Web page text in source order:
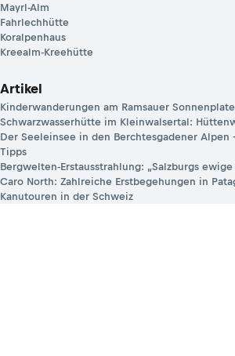
Mayrl-Alm
Fahrlechhütte
Koralpenhaus
Kreealm-Kreehütte
Artikel
Kinderwanderungen am Ramsauer
Schwarzwasserhütte im Kleinwalsertal:
Der Seeleinsee in den Berchtesgadener Alpen
Tipps
Bergwelten-Erstausstrahlung: „Salzburgs ewige
Caro North: Zahlreiche Erstbegehungen in
Kanutouren in der Schweiz